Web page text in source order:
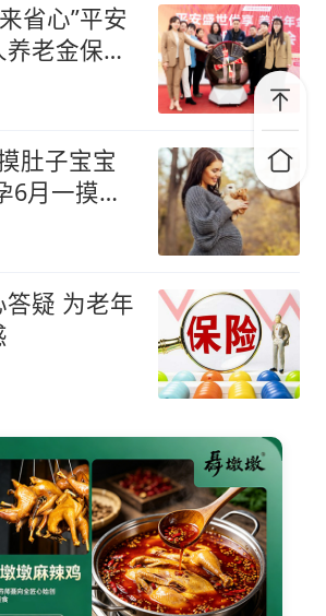
省心”平安
老金保险
肚子宝宝
6月一摸肚
疑 为老年